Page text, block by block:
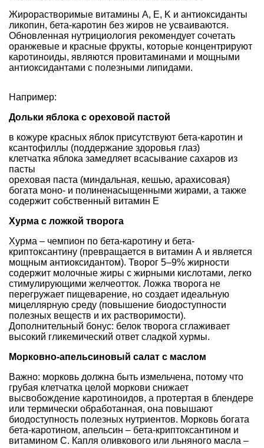
Жирорастворимые витамины A, E, K и антиоксиданты
ликопин, бета-каротин без жиров не усваиваются.
Обновленная нутрициология рекомендует сочетать
оранжевые и красные фрукты, которые концентрируют
каротиноиды, являются провитаминами и мощными
антиоксидантами с полезными липидами.
Например:
Дольки яблока с ореховой пастой
в кожуре красных яблок присутствуют бета-каротин и
ксантофиллы (поддержание здоровья глаз)
клетчатка яблока замедляет всасывание сахаров из
пасты
ореховая паста (миндальная, кешью, арахисовая)
богата моно- и полиненасыщенными жирами, а также
содержит собственный витамин Е
Хурма с ложкой творога
Хурма – чемпион по бета-каротину и бета-
криптоксантину (превращается в витамин А и является
мощным антиоксидантом). Творог 5–9% жирности
содержит молочные жиры с жирными кислотами, легко
стимулирующими желчеотток. Ложка творога не
перегружает пищеварение, но создает идеальную
мицеллярную среду (повышение биодоступности
полезных веществ и их растворимости).
Дополнительный бонус: белок творога сглаживает
высокий гликемический ответ сладкой хурмы.
Морковно-апельсиновый салат с маслом
Важно: морковь должна быть измельчена, потому что
грубая клетчатка целой моркови снижает
высвобождение каротиноидов, а протертая в блендере
или термически обработанная, она повышают
биодоступность полезных нутриентов. Морковь богата
бета-каротином, апельсин – бета-криптоксантином и
витамином С. Капля оливкового или льняного масла –